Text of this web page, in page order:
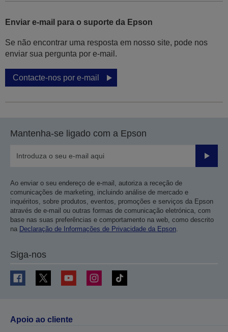
Enviar e-mail para o suporte da Epson
Se não encontrar uma resposta em nosso site, pode nos
enviar sua pergunta por e-mail.
Contacte-nos por e-mail
Mantenha-se ligado com a Epson
Enviar
Ao enviar o seu endereço de e-mail, autoriza a receção de
comunicações de marketing, incluindo análise de mercado e
inquéritos, sobre produtos, eventos, promoções e serviços da Epson
através de e-mail ou outras formas de comunicação eletrónica, com
base nas suas preferências e comportamento na web, como descrito
na Declaração de Informações de Privacidade da Epson.
Siga-nos
Apoio ao cliente